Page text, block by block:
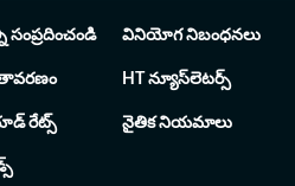
అందిస్తున్నారు.
సంప్రదించండి వినియోగ నిబంధనలు
HT న్యూస్‌లెటర్స్
రేట్స్ నైతిక నియమాలు